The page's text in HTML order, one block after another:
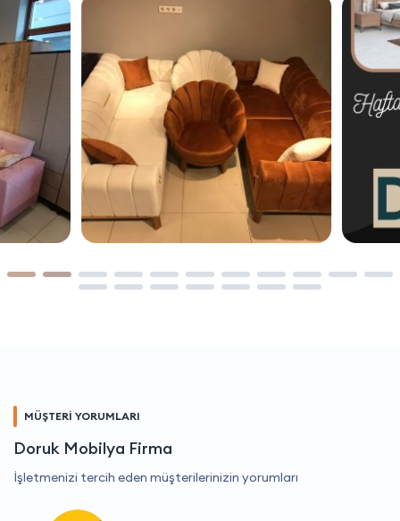
MÜŞTERİ YORUMLARI
Doruk Mobilya Firma
İşletmenizi tercih eden müşterilerinizin yorumları